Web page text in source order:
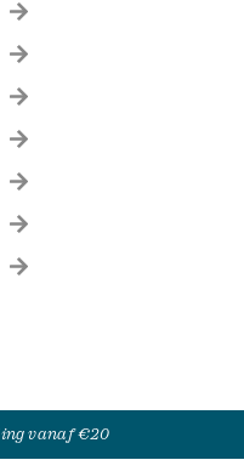
vanaf €20